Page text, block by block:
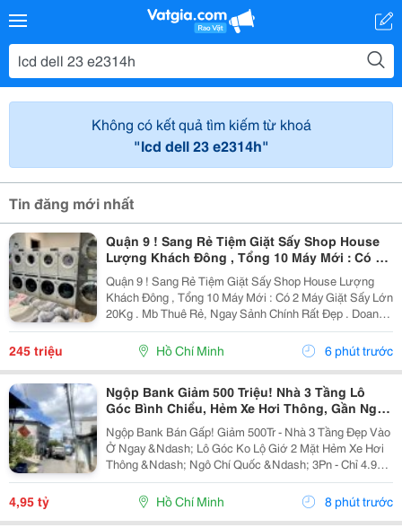
Không có kết quả tìm kiếm từ khoá
"lcd dell 23 e2314h"
Tin đăng mới nhất
Quận 9 ! Sang Rẻ Tiệm Giặt Sấy Shop House
Lượng Khách Đông , Tổng 10 Máy Mới : Có 2
Máy Giặt Sấy Lớn 20Kg, Tel : ( Chính Chủ )
Quận 9 ! Sang Rẻ Tiệm Giặt Sấy Shop House Lượng
Khách Đông , Tổng 10 Máy Mới : Có 2 Máy Giặt Sấy Lớn
20Kg . Mb Thuê Rẻ, Ngay Sảnh Chính Rất Đẹp . Doanh
Thu Đang Có Lợi Nhuận Sẵn . Khu Vinhome ( Tổng 10
Máy : Có 2 Máy Giặt Và Sấy Lớn , 4 Máy Giặt...
245 triệu Hồ Chí Minh 6 phút trước
Ngộp Bank Giảm 500 Triệu! Nhà 3 Tầng Lô
Góc Bình Chiểu, Hẻm Xe Hơi Thông, Gần Ngô
Chí Quốc, Chỉ 4.95 Tỷ
Ngộp Bank Bán Gấp! Giảm 500Tr - Nhà 3 Tầng Đẹp Vào
Ở Ngay &Ndash; Lô Góc Ko Lộ Giớ 2 Mặt Hẻm Xe Hơi
Thông &Ndash; Ngô Chí Quốc &Ndash; 3Pn - Chỉ 4.95
Tỷ 60M&Sup2; _ 4.3*14M &Ndash; 1 Trệt 2 Lầu
&Ndash; 3Pn &Ndash; 5Wc &Ndash; Kiên Cố Hẻm Ô
4,95 tỷ Hồ Chí Minh 8 phút trước